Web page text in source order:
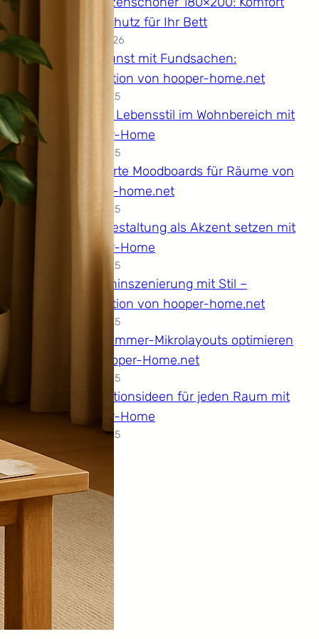
und Schutz für Ihr Bett
07.04.2026
Dekokunst mit Fundsachen:
Inspiration von hooper-home.net
14.12.2025
Grüner Lebensstil im Wohnbereich mit
Hooper-Home
14.12.2025
Kuratierte Moodboards für Räume von
hooper-home.net
14.12.2025
Wandgestaltung als Akzent setzen mit
Hooper-Home
14.12.2025
Kücheninszenierung mit Stil –
Inspiration von hooper-home.net
14.12.2025
Wohnzimmer-Mikrolayouts optimieren
mit Hooper-Home.net
14.12.2025
Dekorationsideen für jeden Raum mit
Hooper-Home
14.12.2025